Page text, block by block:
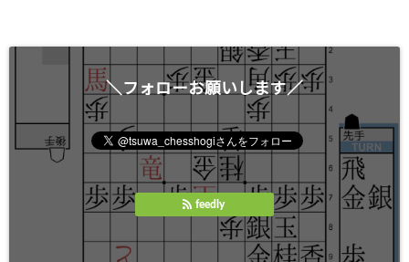
＼フォローお願いします／
feedly